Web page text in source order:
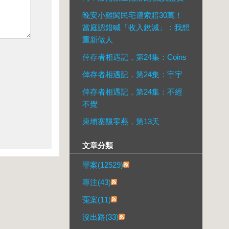
晚安小雞闖民宅遭索賠30萬！
當庭認錯喊「收入銳減」：我想
重新做人
倖存者相遇記，第24集：Coins
倖存者相遇記，第24集：宇宇
倖存者相遇記，第24集：不經
不覺
柬埔寨飄零燕，第13天
文章分類
罪案(12529)
專注(43)
冤案(11)
沒出路(33)